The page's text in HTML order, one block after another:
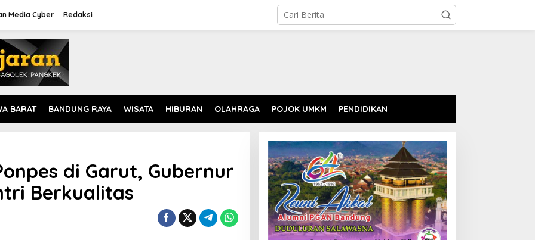
Media Cyber Redaksi
BARAT BANDUNG RAYA WISATA HIBURAN OLAHRAGA POJOK UMKM PENDIDIKAN
di Garut, Gubernur
Berkualitas